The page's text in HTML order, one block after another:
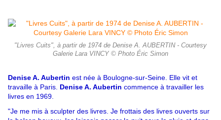
"Livres Cuits", à partir de 1974 de Denise A. AUBERTIN - Courtesy
Galerie Lara VINCY © Photo Éric Simon
Denise A. Aubertin est née à Boulogne-sur-Seine. Elle vit et
travaille à Paris. Denise A. Aubertin commence à travailler les
livres en 1969.
"Je me mis à sculpter des livres. Je frottais des livres ouverts sur